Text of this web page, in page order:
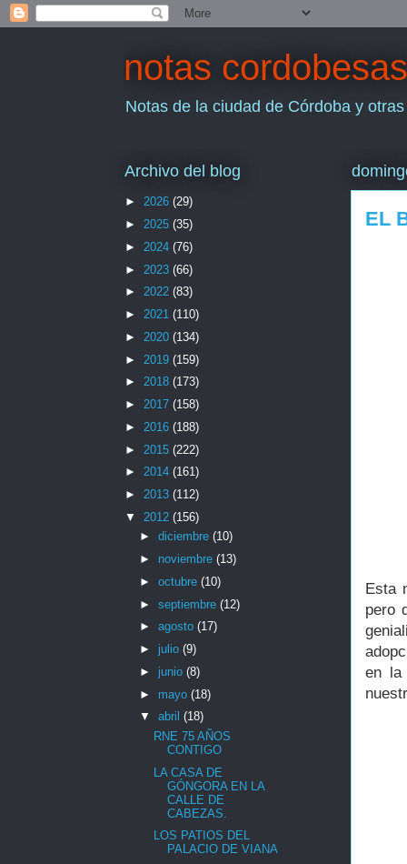
notas cordobesas
Notas de la ciudad de Córdoba y
EL
Esta
pero
en la
Archivo del blog
► 2026 (29)
► 2025 (35)
► 2024 (76)
► 2023 (66)
► 2022 (83)
► 2021 (110)
► 2020 (134)
► 2019 (159)
► 2018 (173)
► 2017 (158)
► 2016 (188)
► 2015 (222)
► 2014 (161)
► 2013 (112)
▼ 2012 (156)
► diciembre (10)
► noviembre (13)
► octubre (10)
► septiembre (12)
► agosto (17)
► julio (9)
► junio (8)
► mayo (18)
▼ abril (18)
RNE 75 AÑOS
CONTIGO
LA CASA DE
GÓNGORA EN LA
CALLE DE
CABEZAS.
LOS PATIOS DEL
PALACIO DE VIANA